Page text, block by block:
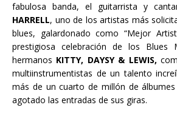
fabulosa banda, el guitarrista y
HARRELL, uno de los artistas más
blues, galardonado como “Mejor
prestigiosa celebración de los Blues
hermanos KITTY, DAYSY & LEWIS,
multiinstrumentistas de un talento
más de un cuarto de millón de
agotado las entradas de sus giras.